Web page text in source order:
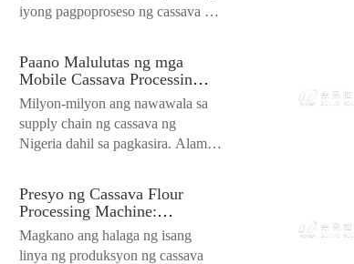
iyong pagpoproseso ng cassava ay
Paano Malulutas ng mga
Mobile Cassava Processing
Lines ang Mga Bottleneck
ng Supply Chain ng Nigeria
Milyon-milyon ang nawawala sa
supply chain ng cassava ng
Nigeria dahil sa pagkasira. Alamin
Presyo ng Cassava Flour
Processing Machine:
Magkano ang Gastos ng
Production Line?
Magkano ang halaga ng isang
linya ng produksyon ng cassava